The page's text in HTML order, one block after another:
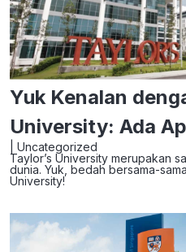
Yuk Kenalan
University: Ada
Uncategorized
Taylor’s University merupakan
dunia. Yuk, bedah bersama-
University!